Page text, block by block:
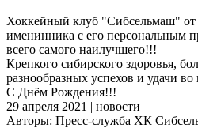
Хоккейный клуб "Сибсельмаш" от
именинника с его персональным
всего самого наилучшего!!!
Крепкого сибирского здоровья,
разнообразных успехов и удачи во
С Днём Рождения!!!
29 апреля 2021 | новости
Авторы: Пресс-служба ХК